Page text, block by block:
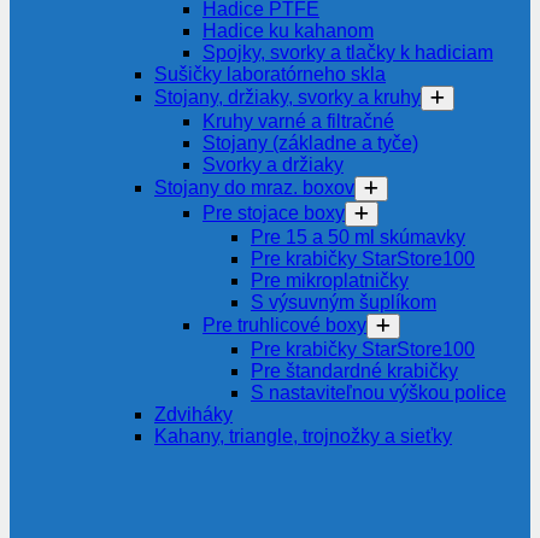
Hadice PTFE
Hadice ku kahanom
Spojky, svorky a tlačky k hadiciam
Sušičky laboratórneho skla
Stojany, držiaky, svorky a kruhy
Kruhy varné a filtračné
Stojany (základne a tyče)
Svorky a držiaky
Stojany do mraz. boxov
Pre stojace boxy
Pre 15 a 50 ml skúmavky
Pre krabičky StarStore100
Pre mikroplatničky
S výsuvným šuplíkom
Pre truhlicové boxy
Pre krabičky StarStore100
Pre štandardné krabičky
S nastaviteľnou výškou police
Zdviháky
Kahany, triangle, trojnožky a sieťky